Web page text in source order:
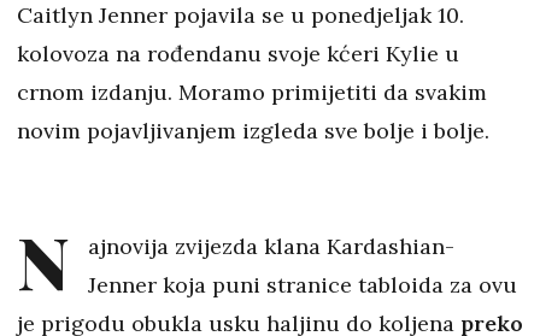
Caitlyn Jenner pojavila se u ponedjeljak 10.
kolovoza na rođendanu svoje kćeri Kylie u
crnom izdanju. Moramo primijetiti da svakim
novim pojavljivanjem izgleda sve bolje i bolje.
N ajnovija zvijezda klana Kardashian-
Jenner koja puni stranice tabloida za ovu
je prigodu obukla usku haljinu do koljena preko